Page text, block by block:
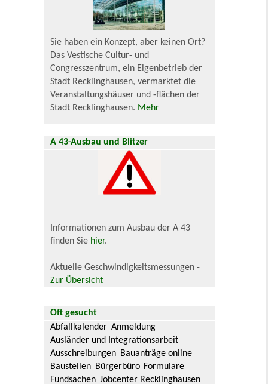
Sie haben ein Konzept, aber keinen Ort?
Das Vestische Cultur- und
Congresszentrum, ein Eigenbetrieb der
Stadt Recklinghausen, vermarktet die
Veranstaltungshäuser und -flächen der
Stadt Recklinghausen. Mehr
A 43-Ausbau und Blitzer
Informationen zum Ausbau der A 43
finden Sie hier.
Aktuelle Geschwindigkeitsmessungen -
Zur Übersicht
Oft gesucht
Abfallkalender Anmeldung
Ausländer und Integrationsarbeit
Ausschreibungen Bauanträge online
Baustellen Bürgerbüro Formulare
Fundsachen Jobcenter Recklinghausen